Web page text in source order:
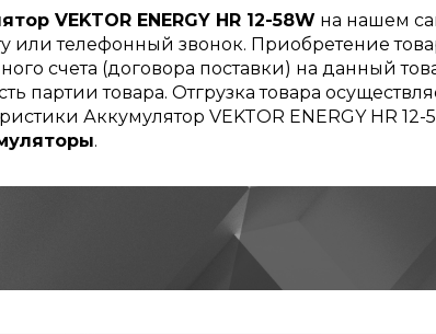
VEKTOR ENERGY HR 12-58W на нашем
или телефонный звонок. Приобретение
счета (договора поставки) на данный
партии товара. Отгрузка товара
Аккумулятор VEKTOR ENERGY HR
.